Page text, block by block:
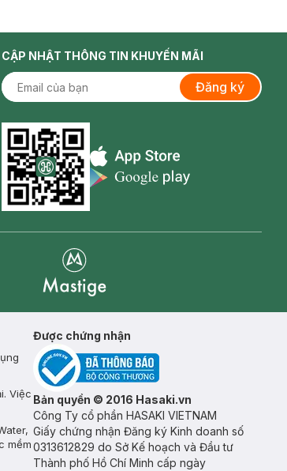
CẬP NHẬT THÔNG TIN KHUYẾN MÃI
Đăng ký
Appstore icon
Việc
mềm
Được chứng nhận
Bản quyền © 2016 Hasaki.vn
Công Ty cổ phần HASAKI VIETNAM
Giấy chứng nhận Đăng ký Kinh doanh số
0313612829 do Sở Kế hoạch và Đầu tư
Thành phố Hồ Chí Minh cấp ngày